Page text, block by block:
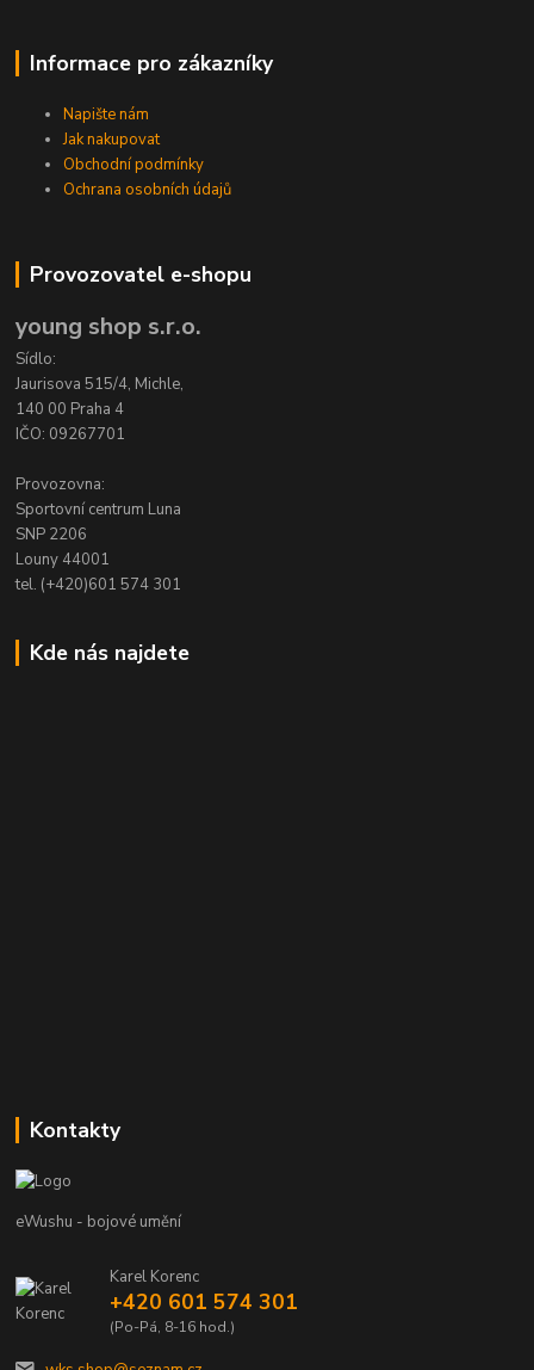
Informace pro zákazníky
Napište nám
Jak nakupovat
Obchodní podmínky
Ochrana osobních údajů
Provozovatel e-shopu
young shop s.r.o.
Sídlo:
Jaurisova 515/4, Michle,
140 00 Praha 4
IČO: 09267701
Provozovna:
Sportovní centrum Luna
SNP 2206
Louny 44001
tel. (+420)601 574 301
Kde nás najdete
Kontakty
eWushu - bojové umění
Karel Korenc
+420 601 574 301
(Po-Pá, 8-16 hod.)